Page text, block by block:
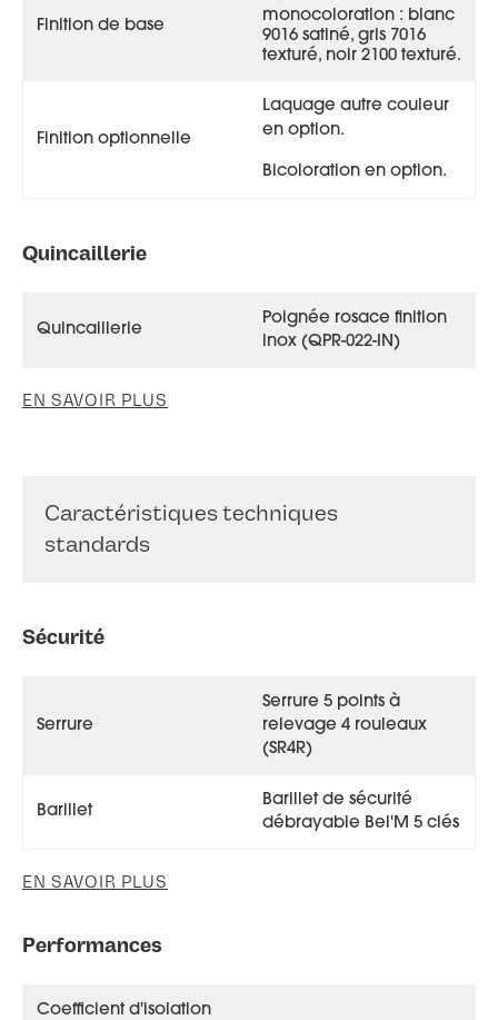
Caractéristiques techniques
standards
Sécurité
Serrure
Serrure 5 points à
relevage 4 rouleaux
(SR4R)
Barillet
Barillet de sécurité
débrayable Bel'M 5 clés
EN SAVOIR PLUS
Performances
Coefficient d'isolation
Finition de base
monocoloration : blanc
9016 satiné, gris 7016
texturé, noir 2100 texturé.
Finition optionnelle
Laquage autre couleur
en option.
Bicoloration en option.
Quincaillerie
Quincaillerie
Poignée rosace finition
inox (QPR-022-IN)
EN SAVOIR PLUS